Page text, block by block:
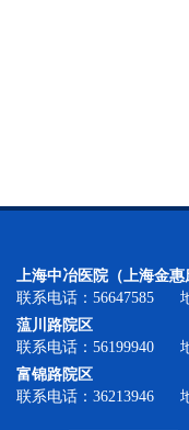
上海中冶医院（上海金惠
联系电话：56647585
蕰川路院区
联系电话：56199940
富锦路院区
联系电话：36213946